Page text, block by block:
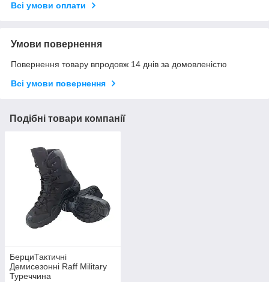
Всі умови оплати
Умови повернення
Повернення товару впродовж 14 днів за домовленістю
Всі умови повернення
Подібні товари компанії
БерциТактичні
Демисезонні Raff Military
Туреччина